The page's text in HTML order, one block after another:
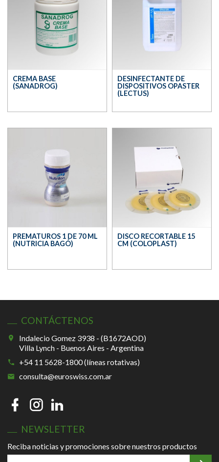
CREMA BASE
(SANADROG)
DESINFECTANTE DE
DISPOSITIVOS OPASTER
(LECTUS)
PREMATUROS 1 DE 70 ML
(NUTRICIA BAGÓ)
DISCO RECORTABLE 15
CM (COLOPLAST)
CONTÁCTENOS
Indalecio Gomez 3938 - (B1672AOD)
Villa Lynch - Buenos Aires - Argentina
+54 11 5628-1800 (líneas rotativas)
consulta@euroswiss.com.ar
NEWSLETTER
Reciba noticias y promociones sobre nuestros productos